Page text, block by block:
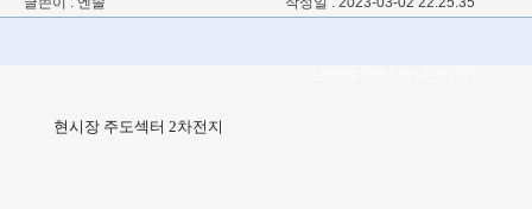
현시장 주도섹터 2차전지